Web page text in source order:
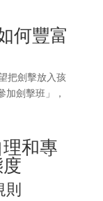
何豐富
把劍擊放入孩
加劍擊班」，
和專
則